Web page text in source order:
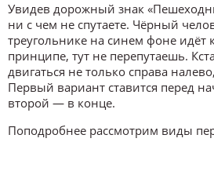
Увидев дорожный знак
ни с чем не спутаете. Чёрный
треугольнике на синем фоне идёт
принципе, тут не перепутаешь.
двигаться не только справа
Первый вариант ставится перед
второй — в конце.
Поподробнее рассмотрим виды